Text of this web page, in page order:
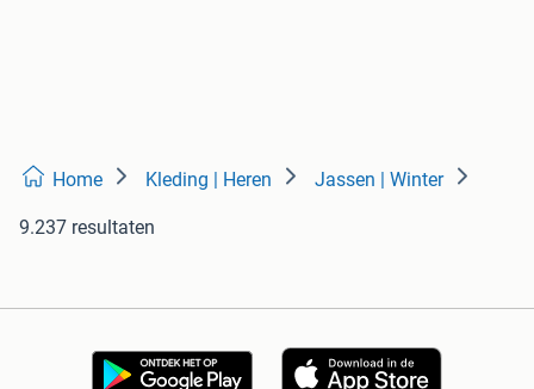
Home Kleding | Heren Jassen | Winter
9.237 resultaten